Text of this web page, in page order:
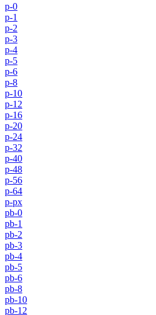
p-0
p-1
p-2
p-3
p-4
p-5
p-6
p-8
p-10
p-12
p-16
p-20
p-24
p-32
p-40
p-48
p-56
p-64
p-px
pb-0
pb-1
pb-2
pb-3
pb-4
pb-5
pb-6
pb-8
pb-10
pb-12